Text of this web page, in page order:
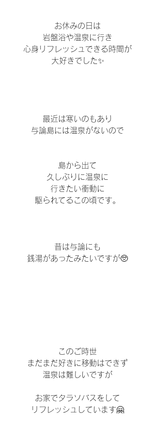
お休みの日は
岩盤浴や温泉に行き
心身リフレッシュできる時間が
大好きでした✨
最近は寒いのもあり
与論島には温泉がないので
島から出て
久しぶりに温泉に
行きたい衝動に
駆られてるこの頃です。
昔は与論にも
銭湯があったみたいですが🥺
このご時世
まだまだ好きに移動はできず
温泉は難しいですが
お家でタラソバスをして
リフレッシュしています🤗